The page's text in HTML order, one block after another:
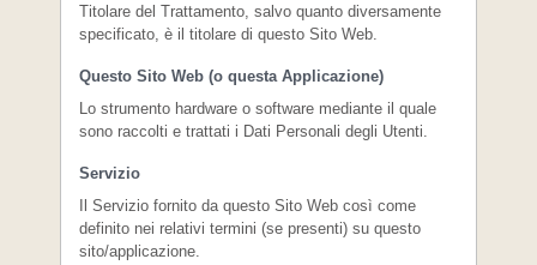
Titolare del Trattamento, salvo quanto diversamente
specificato, è il titolare di questo Sito Web.
Questo Sito Web (o questa Applicazione)
Lo strumento hardware o software mediante il quale
sono raccolti e trattati i Dati Personali degli Utenti.
Servizio
Il Servizio fornito da questo Sito Web così come
definito nei relativi termini (se presenti) su questo
sito/applicazione.